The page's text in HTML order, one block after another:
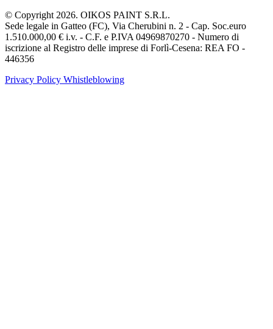
© Copyright 2026. OIKOS PAINT S.R.L.
Sede legale in Gatteo (FC), Via Cherubini n. 2 - Cap. Soc.euro
1.510.000,00 € i.v. - C.F. e P.IVA 04969870270 - Numero di
iscrizione al Registro delle imprese di Forlì-Cesena: REA FO -
446356
Privacy Policy Whistleblowing